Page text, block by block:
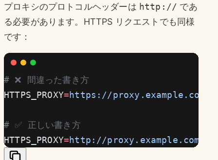
プロキシのプロトコルヘッダーは http:// であ
る必要があります。HTTPS リクエストでも同様
です：
# ❌ 間違った書き方
HTTPS_PROXY=https://
# ✅ 正しい書き方
HTTPS_PROXY=http://